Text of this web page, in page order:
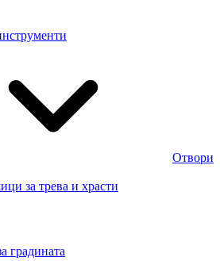
Отвори
за трева и храсти
градината